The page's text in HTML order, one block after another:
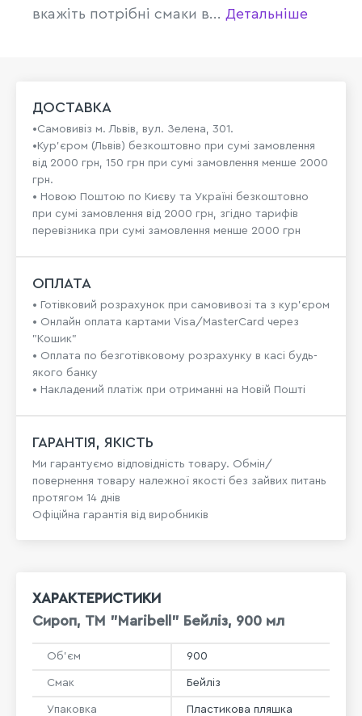
вкажіть потрібні смаки в... Детальніше
ДОСТАВКА
•Самовивіз м. Львів, вул. Зелена, 301.
•Кур'єром (Львів) безкоштовно при сумі замовлення
від 2000 грн, 150 грн при сумі замовлення менше 2000
грн.
• Новою Поштою по Києву та Україні безкоштовно
при сумі замовлення від 2000 грн, згідно тарифів
перевізника при сумі замовлення менше 2000 грн
ОПЛАТА
• Готівковий розрахунок при самовивозі та з кур’єром
• Онлайн оплата картами Visa/MasterCard через
"Кошик"
• Оплата по безготівковому розрахунку в касі будь-
якого банку
• Накладений платіж при отриманні на Новій Пошті
ГАРАНТІЯ, ЯКІСТЬ
Ми гарантуємо відповідність товару. Обмін/
повернення товару належної якості без зайвих питань
протягом 14 днів
Офіційна гарантія від виробників
ХАРАКТЕРИСТИКИ
Сироп, ТМ "Maribell" Бейліз, 900 мл
Об'єм 900
Смак Бейліз
Упаковка Пластикова пляшка